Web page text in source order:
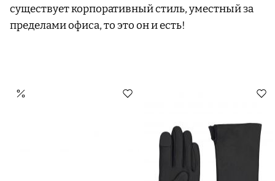
существует корпоративный стиль, уместный за
пределами офиса, то это он и есть!